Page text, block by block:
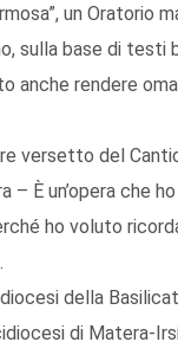
un Oratorio
sulla base di testi
anche rendere
versetto del
– È un’opera
ho voluto
della
di Matera-